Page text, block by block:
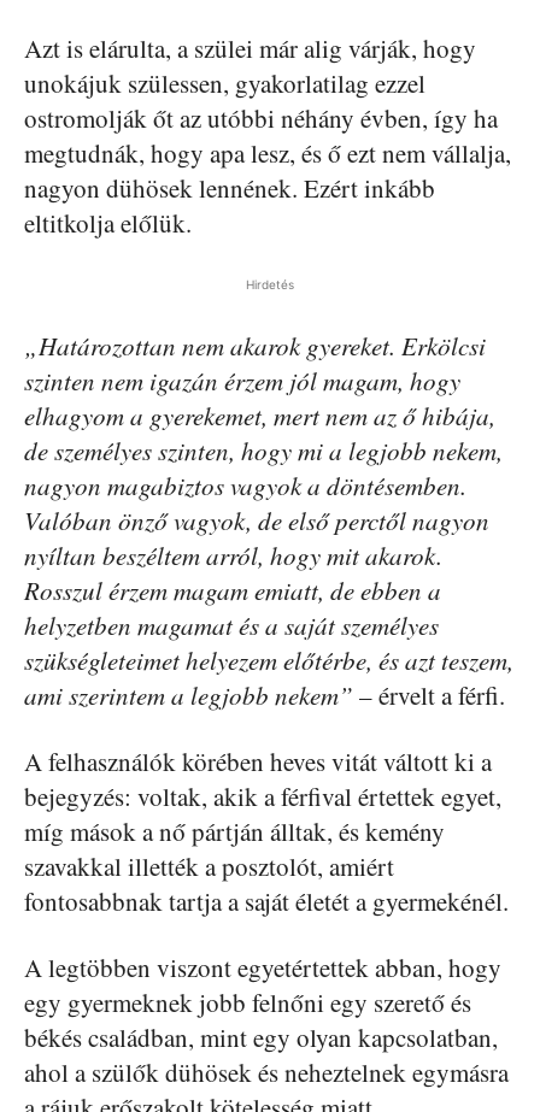
Azt is elárulta, a szülei már alig várják, hogy
unokájuk szülessen, gyakorlatilag ezzel
ostromolják őt az utóbbi néhány évben, így ha
megtudnák, hogy apa lesz, és ő ezt nem vállalja,
nagyon dühösek lennének. Ezért inkább
eltitkolja előlük.
Hirdetés
„Határozottan nem akarok gyereket. Erkölcsi
szinten nem igazán érzem jól magam, hogy
elhagyom a gyerekemet, mert nem az ő hibája,
de személyes szinten, hogy mi a legjobb nekem,
nagyon magabiztos vagyok a döntésemben.
Valóban önző vagyok, de első perctől nagyon
nyíltan beszéltem arról, hogy mit akarok.
Rosszul érzem magam emiatt, de ebben a
helyzetben magamat és a saját személyes
szükségleteimet helyezem előtérbe, és azt teszem,
ami szerintem a legjobb nekem” – érvelt a férfi.
A felhasználók körében heves vitát váltott ki a
bejegyzés: voltak, akik a férfival értettek egyet,
míg mások a nő pártján álltak, és kemény
szavakkal illették a posztolót, amiért
fontosabbnak tartja a saját életét a gyermekénél.
A legtöbben viszont egyetértettek abban, hogy
egy gyermeknek jobb felnőni egy szerető és
békés családban, mint egy olyan kapcsolatban,
ahol a szülők dühösek és neheztelnek egymásra